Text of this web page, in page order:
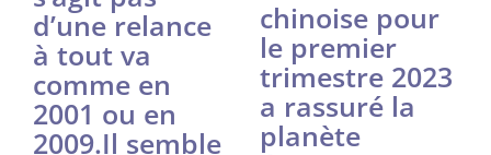
d’une relance
à tout va
comme en
2001 ou en
2009.Il semble
chinoise pour
le premier
trimestre 2023
a rassuré la
planète